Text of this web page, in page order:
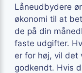
Låneudbydere
økonomi til at
de på din
faste udgifter.
er for høj, vil
godkendt. Hvis